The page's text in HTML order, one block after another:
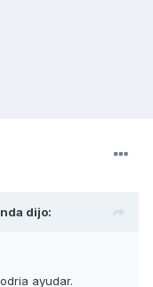
dijo:
ayudar.